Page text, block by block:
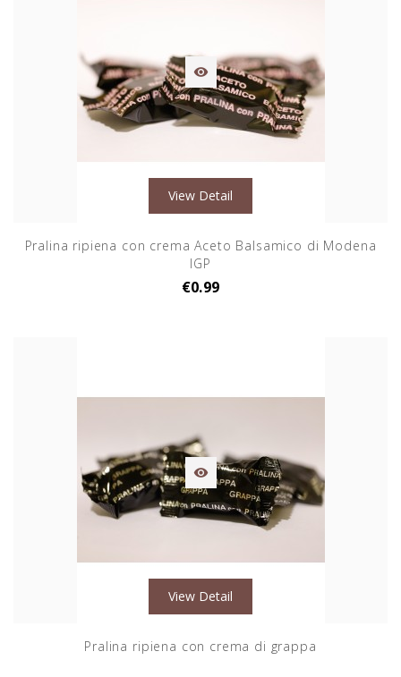

View Detail
Pralina ripiena con crema Aceto Balsamico di Modena
IGP
€0.99

View Detail
Pralina ripiena con crema di grappa